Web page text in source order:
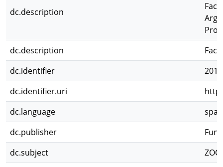
dc.description
dc.description
dc.identifier
dc.identifier.uri
dc.language
spa
dc.publisher
dc.subject